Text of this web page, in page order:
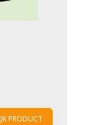
PRODUCT